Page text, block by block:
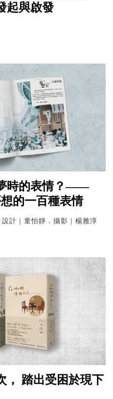
起與啟發
時的表情？——
想的一百種表情
計｜童怡靜．攝影｜楊雅淳
， 踏出受困於現下